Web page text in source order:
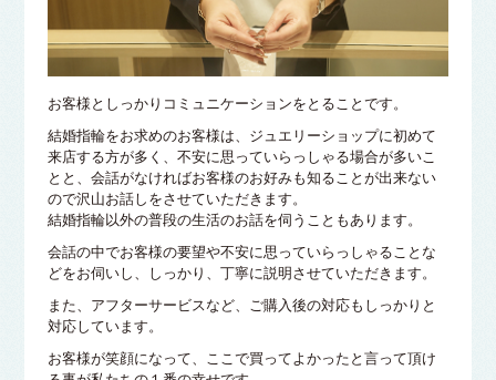
お客様としっかりコミュニケーションをとることです。
結婚指輪をお求めのお客様は、ジュエリーショップに初めて
来店する方が多く、不安に思っていらっしゃる場合が多いこ
とと、会話がなければお客様のお好みも知ることが出来ない
ので沢山お話しをさせていただきます。
結婚指輪以外の普段の生活のお話を伺うこともあります。
会話の中でお客様の要望や不安に思っていらっしゃることな
どをお伺いし、しっかり、丁寧に説明させていただきます。
また、アフターサービスなど、ご購入後の対応もしっかりと
対応しています。
お客様が笑顔になって、ここで買ってよかったと言って頂け